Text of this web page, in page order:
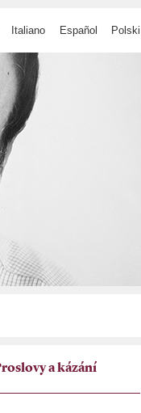
Italiano Español Polski
a kázání